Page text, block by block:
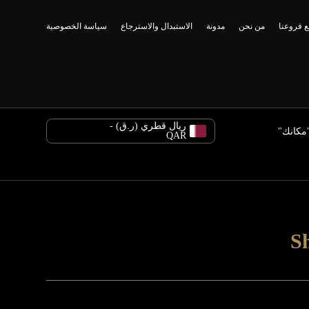
فروعنا من نحن مدونة الاستبدال والاسترجاع سياسة الخصوصية
ريال قطري (ر.ق) -
QAR